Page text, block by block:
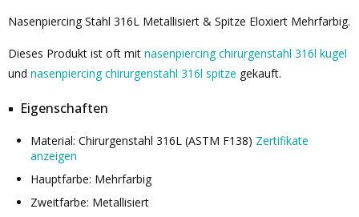
Nasenpiercing Stahl 316L Metallisiert & Spitze Eloxiert Mehrfarbig.
Dieses Produkt ist oft mit nasenpiercing chirurgenstahl 316l kugel
und nasenpiercing chirurgenstahl 316l spitze gekauft.
Eigenschaften
Material: Chirurgenstahl 316L (ASTM F138) Zertifikate
anzeigen
Hauptfarbe: Mehrfarbig
Zweitfarbe: Metallisiert